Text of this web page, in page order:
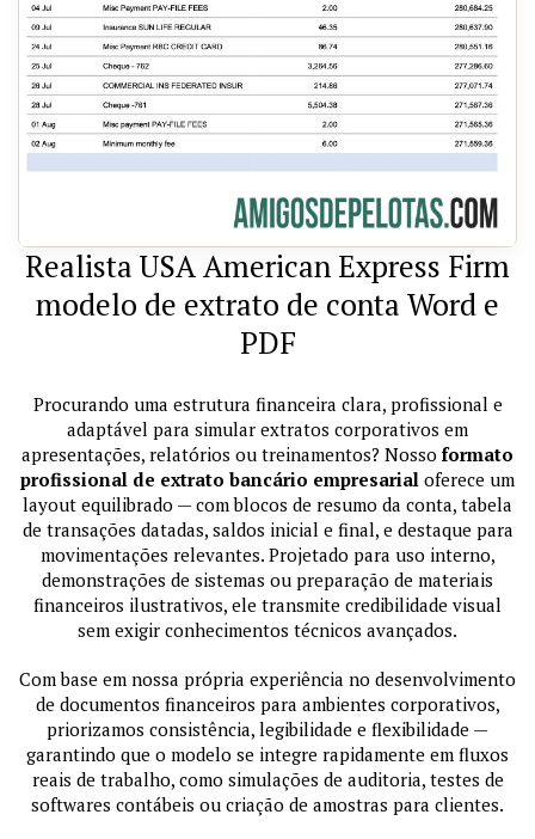
Realista USA American Express Firm
modelo de extrato de conta Word e
PDF
Procurando uma estrutura financeira clara, profissional e
adaptável para simular extratos corporativos em
apresentações, relatórios ou treinamentos? Nosso formato
profissional de extrato bancário empresarial oferece um
layout equilibrado — com blocos de resumo da conta, tabela
de transações datadas, saldos inicial e final, e destaque para
movimentações relevantes. Projetado para uso interno,
demonstrações de sistemas ou preparação de materiais
financeiros ilustrativos, ele transmite credibilidade visual
sem exigir conhecimentos técnicos avançados.
Com base em nossa própria experiência no desenvolvimento
de documentos financeiros para ambientes corporativos,
priorizamos consistência, legibilidade e flexibilidade —
garantindo que o modelo se integre rapidamente em fluxos
reais de trabalho, como simulações de auditoria, testes de
softwares contábeis ou criação de amostras para clientes.